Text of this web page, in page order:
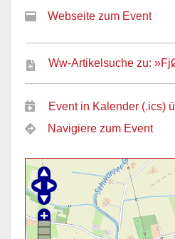
Webseite zum Event
Ww-Artikelsuche zu:
Event in Kalender (.ics)
Navigiere zum Event